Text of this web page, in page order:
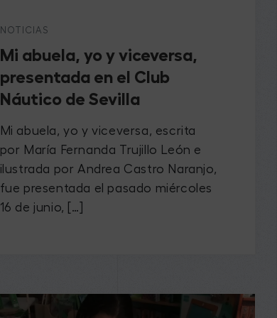
NOTICIAS
Mi abuela, yo y viceversa,
presentada en el Club
Náutico de Sevilla
Mi abuela, yo y viceversa, escrita
por María Fernanda Trujillo León e
ilustrada por Andrea Castro Naranjo,
fue presentada el pasado miércoles
16 de junio, […]